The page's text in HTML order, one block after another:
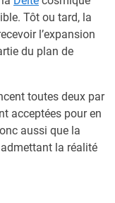
Tôt ou tard, la
l’expansion
du plan de
toutes deux par
acceptées pour en
aussi que la
la réalité